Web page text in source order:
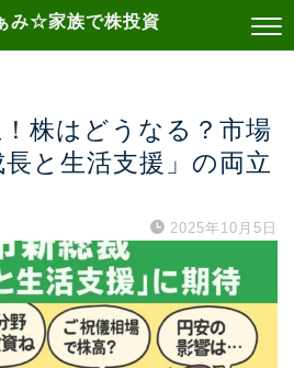
み☆家族で株投資
株はどうなる？市場
と生活支援」の両立
2025年10月5日